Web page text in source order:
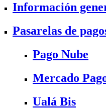
Información
Pasarelas de
Pago Nube
Mercado
Ualá Bis